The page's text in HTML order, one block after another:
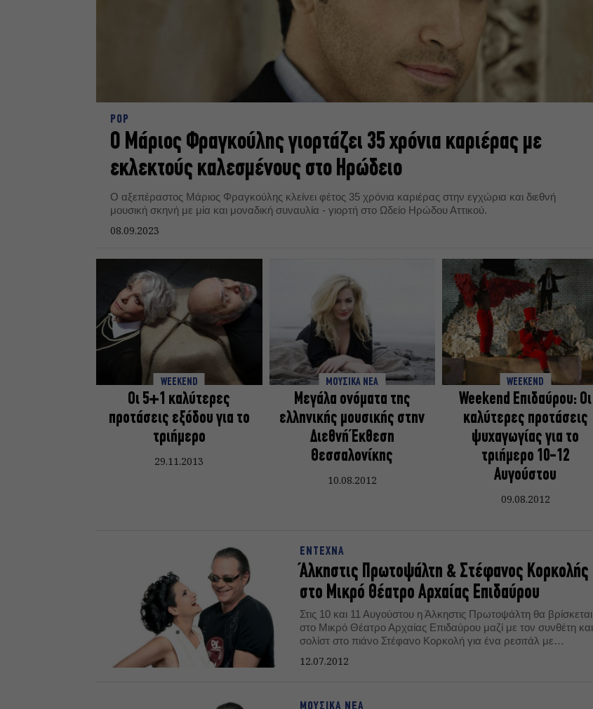
POP
Ο Μάριος Φραγκούλης γιορτάζει 35 χρόνια καριέρας με
εκλεκτούς καλεσμένους στο Ηρώδειο
Ο αξεπέραστος Μάριος Φραγκούλης κλείνει φέτος 35 χρόνια καριέρας στην εγχώρια και διεθνή
μουσική σκηνή με μία και μοναδική συναυλία - γιορτή στο Ωδείο Ηρώδου Αττικού.
08.09.2023
WEEKEND
Οι 5+1 καλύτερες
προτάσεις εξόδου για το
τριήμερο
29.11.2013
ΜΟΥΣΙΚΑ ΝΕΑ
Μεγάλα ονόματα της
ελληνικής μουσικής στην
Διεθνή Έκθεση
Θεσσαλονίκης
10.08.2012
WEEKEND
Weekend Επιδαύρου: Οι
καλύτερες προτάσεις
ψυχαγωγίας για το
τριήμερο 10-12
Αυγούστου
09.08.2012
ΕΝΤΕΧΝΑ
Άλκηστις Πρωτοψάλτη & Στέφανος Κορκολής
στο Μικρό Θέατρο Αρχαίας Επιδαύρου
Στις 10 και 11 Αυγούστου η Άλκηστις Πρωτοψάλτη θα βρίσκεται
στο Μικρό Θέατρο Αρχαίας Επιδαύρου μαζί με τον συνθέτη και
σολίστ στο πιάνο Στέφανο Κορκολή για ένα ρεσιτάλ με
Φεστιβάλ Αθηνών 2012.
12.07.2012